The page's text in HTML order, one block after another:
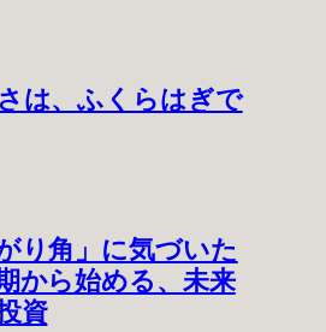
は、ふくらはぎで
り角」に気づいた
から始める、未来
資